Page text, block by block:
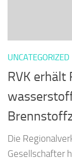
UNCATEGORIZED
RVK
Die
Gesellschafter